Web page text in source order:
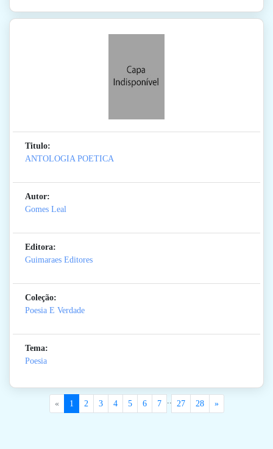
Titulo:
ANTOLOGIA POETICA
Autor:
Gomes Leal
Editora:
Guimaraes Editores
Coleção:
Poesia E Verdade
Tema:
Poesia
« 1 2 3 4 5 6 7 .. 27 28 »